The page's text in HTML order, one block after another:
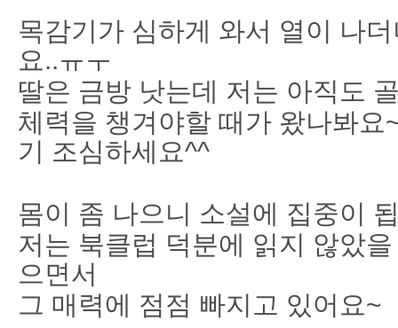
목감기가 심하게 와서 열이 나
요..ㅠㅜ
딸은 금방 낫는데 저는 아직도
체력을 챙겨야할 때가 왔나봐요
기 조심하세요^^
몸이 좀 나으니 소설에 집중이
저는 북클럽 덕분에 읽지 않았
으면서
그 매력에 점점 빠지고 있어요~